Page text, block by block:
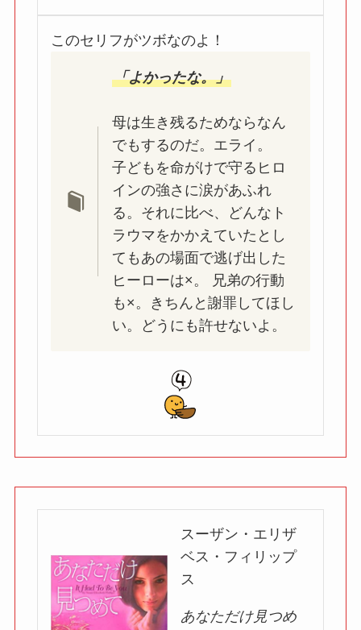
このセリフがツボなのよ！
「よかったな。」
母は生き残るためならなん
でもするのだ。エライ。
子どもを命がけで守るヒロ
インの強さに涙があふれ
る。それに比べ、どんなト
ラウマをかかえていたとし
てもあの場面で逃げ出した
ヒーローは×。 兄弟の行動
も×。きちんと謝罪してほし
い。どうにも許せないよ。
スーザン・エリザ
ベス・フィリップ
ス
あなただけ見つめ